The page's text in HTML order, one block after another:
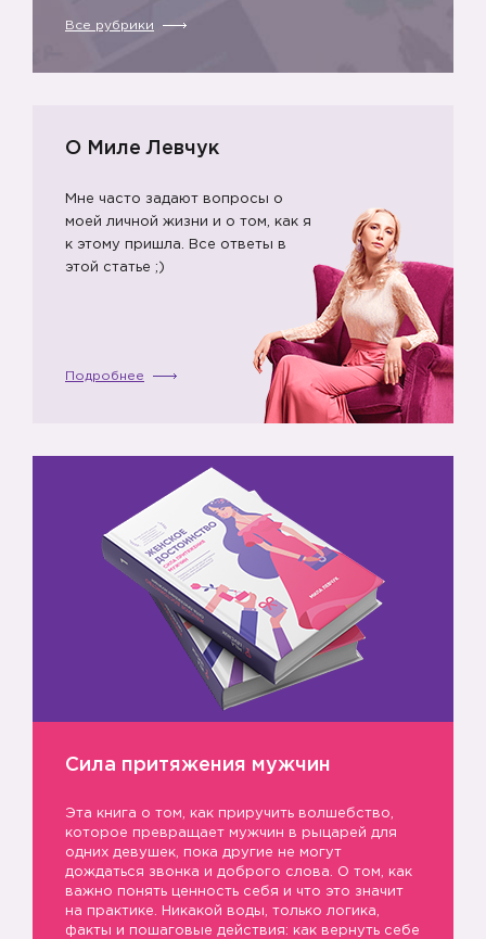
💚
Все рубрики
О Миле Левчук
Мне часто задают вопросы о
моей личной жизни и о том, как я
к этому пришла. Все ответы в
этой статье ;)
Подробнее
Сила притяжения мужчин
Эта книга о том, как приручить волшебство,
которое превращает мужчин в рыцарей для
одних девушек, пока другие не могут
дождаться звонка и доброго слова. О том, как
важно понять ценность себя и что это значит
на практике. Никакой воды, только логика,
факты и пошаговые действия: как вернуть себе